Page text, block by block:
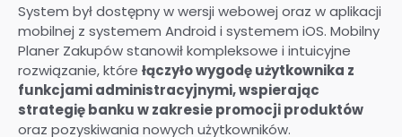
System był dostępny w wersji webowej oraz w aplikacji
mobilnej z systemem Android i systemem iOS. Mobilny
Planer Zakupów stanowił kompleksowe i intuicyjne
rozwiązanie, które łączyło wygodę użytkownika z
funkcjami administracyjnymi, wspierając
strategię banku w zakresie promocji produktów
oraz pozyskiwania nowych użytkowników.